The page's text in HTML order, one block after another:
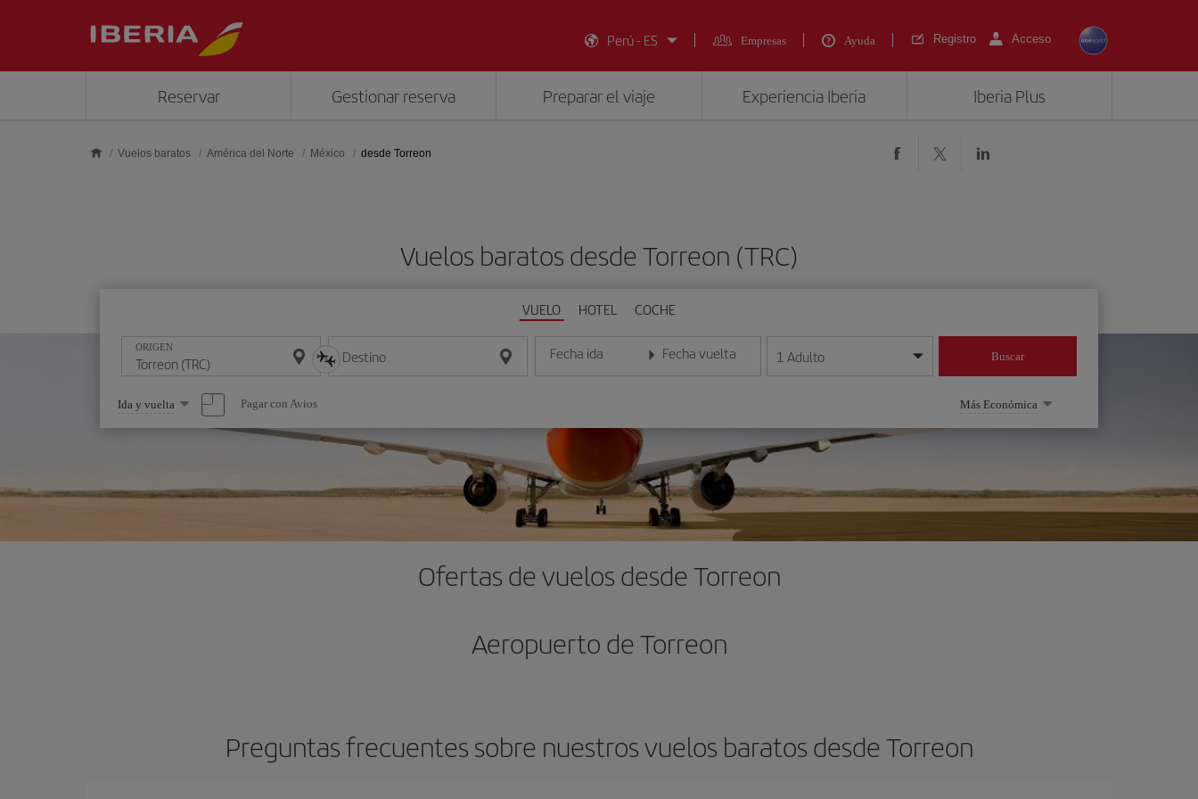
Perú - ES
Empresas Ayuda Registro Acceso
Reservar Gestionar reserva Preparar el viaje Experiencia Iberia Iberia Plus
Vuelos baratos América del Norte México desde Torreon
Vuelos baratos desde Torreon (TRC)
VUELO HOTEL COCHE
ORIGEN Destino Fecha ida
Introduce la fecha en formato día/mes/año
Fecha vuelta
Introduce la fecha en formato día/mes/año
1 Adulto Buscar
Seleccione
una
opción
Ida y vuelta Pagar con Avios Más Económica
Ofertas de vuelos desde Torreon
Aeropuerto de Torreon
Preguntas frecuentes sobre nuestros vuelos baratos desde Torreon